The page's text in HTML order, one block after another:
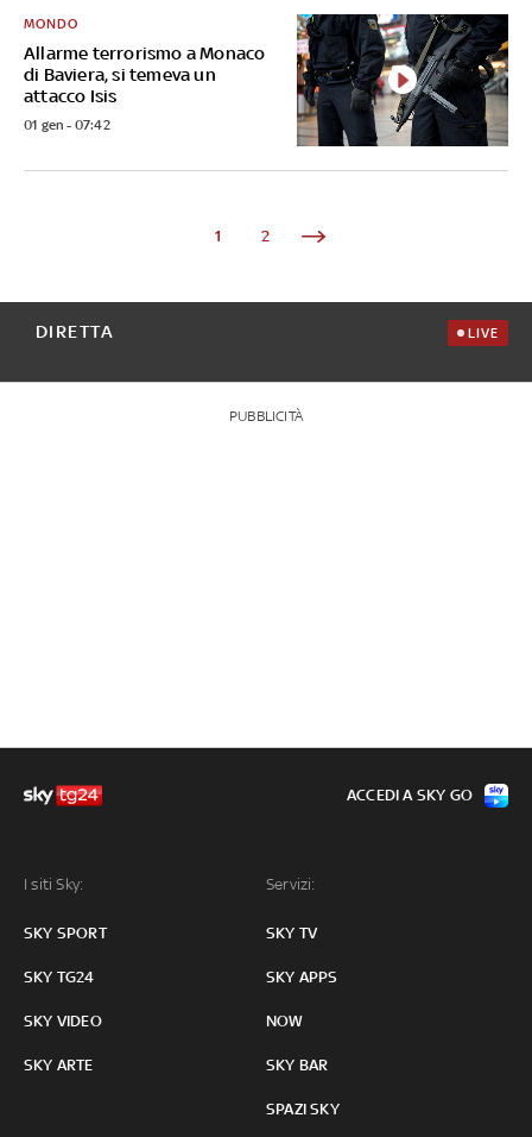
Allarme terrorismo a Monaco
di Baviera, si temeva un
attacco Isis
MONDO
01 gen - 07:42
1 2
DIRETTA LIVE
PUBBLICITÀ
I siti Sky:
SKY SPORT
SKY TG24
SKY VIDEO
SKY ARTE
Servizi:
SKY TV
SKY APPS
NOW
SKY BAR
SPAZI SKY
ACCEDI A SKY GO